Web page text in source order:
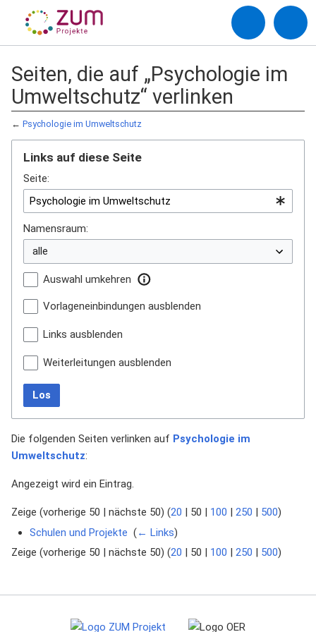
Seiten, die auf „Psychologie im
Umweltschutz“ verlinken
← Psychologie im Umweltschutz
Links auf diese Seite
Seite:
Namensraum:
Auswahl umkehren
Vorlageneinbindungen ausblenden
Links ausblenden
Weiterleitungen ausblenden
Los
Die folgenden Seiten verlinken auf Psychologie im
Umweltschutz:
Angezeigt wird ein Eintrag.
Zeige (vorherige 50 nächste 50) (20 50 100 250 500)
Schulen und Projekte (← Links)
Zeige (vorherige 50 | nächste 50) (20 | 50 | 100 | 250 | 500)